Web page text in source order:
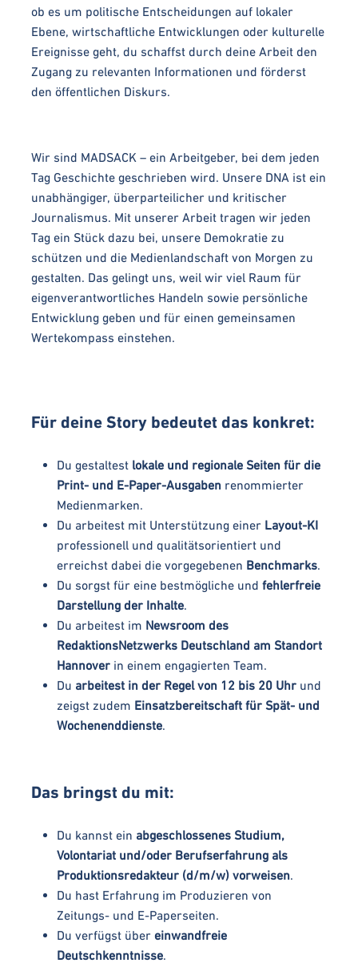
ob es um politische Entscheidungen auf lokaler
Ebene, wirtschaftliche Entwicklungen oder kulturelle
Ereignisse geht, du schaffst durch deine Arbeit den
Zugang zu relevanten Informationen und förderst
den öffentlichen Diskurs.
Wir sind MADSACK – ein Arbeitgeber, bei dem jeden
Tag Geschichte geschrieben wird. Unsere DNA ist ein
unabhängiger, überparteilicher und kritischer
Journalismus. Mit unserer Arbeit tragen wir jeden
Tag ein Stück dazu bei, unsere Demokratie zu
schützen und die Medienlandschaft von Morgen zu
gestalten. Das gelingt uns, weil wir viel Raum für
eigenverantwortliches Handeln sowie persönliche
Entwicklung geben und für einen gemeinsamen
Wertekompass einstehen.
Für deine Story bedeutet das konkret:
Du gestaltest lokale und regionale Seiten für die
Print- und E-Paper-Ausgaben renommierter
Medienmarken.
Du arbeitest mit Unterstützung einer Layout-KI
professionell und qualitätsorientiert und
erreichst dabei die vorgegebenen Benchmarks.
Du sorgst für eine bestmögliche und fehlerfreie
Darstellung der Inhalte.
Du arbeitest im Newsroom des
RedaktionsNetzwerks Deutschland am Standort
Hannover in einem engagierten Team.
Du arbeitest in der Regel von 12 bis 20 Uhr und
zeigst zudem Einsatzbereitschaft für Spät- und
Wochenenddienste.
Das bringst du mit:
Du kannst ein abgeschlossenes Studium,
Volontariat und/oder Berufserfahrung als
Produktionsredakteur (d/m/w) vorweisen.
Du hast Erfahrung im Produzieren von
Zeitungs- und E-Paperseiten.
Du verfügst über einwandfreie
Deutschkenntnisse.